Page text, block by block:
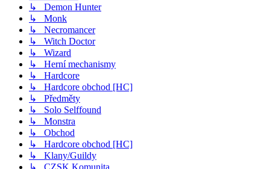
↳ Demon Hunter
↳ Monk
↳ Necromancer
↳ Witch Doctor
↳ Wizard
↳ Herní mechanismy
↳ Hardcore
↳ Hardcore obchod [HC]
↳ Předměty
↳ Solo Selffound
↳ Monstra
↳ Obchod
↳ Hardcore obchod [HC]
↳ Klany/Guildy